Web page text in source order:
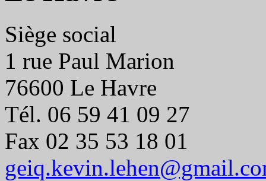
Siège social
1 rue Paul Marion
76600 Le Havre
Tél. 06 59 41 09 27
Fax 02 35 53 18 01